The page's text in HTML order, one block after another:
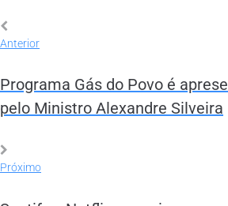
Anterior
Programa Gás do Povo é
pelo Ministro Alexandre Silveira
Próximo